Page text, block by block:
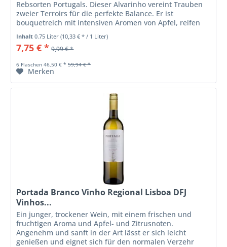
Rebsorten Portugals. Dieser Alvarinho vereint Trauben
zweier Terroirs für die perfekte Balance. Er ist
bouquetreich mit intensiven Aromen von Apfel, reifen
Pfirsichen und Zitrusfrüchten....
Inhalt0.75 Liter(10,33 € * / 1 Liter)
7,75 € * 9,99 € *
6 Flaschen 46,50 € * 59,94 € *
Merken
Portada Branco Vinho Regional Lisboa DFJ
Vinhos...
Ein junger, trockener Wein, mit einem frischen und
fruchtigen Aroma und Apfel- und Zitrusnoten.
Angenehm und sanft in der Art lässt er sich leicht
genießen und eignet sich für den normalen Verzehr